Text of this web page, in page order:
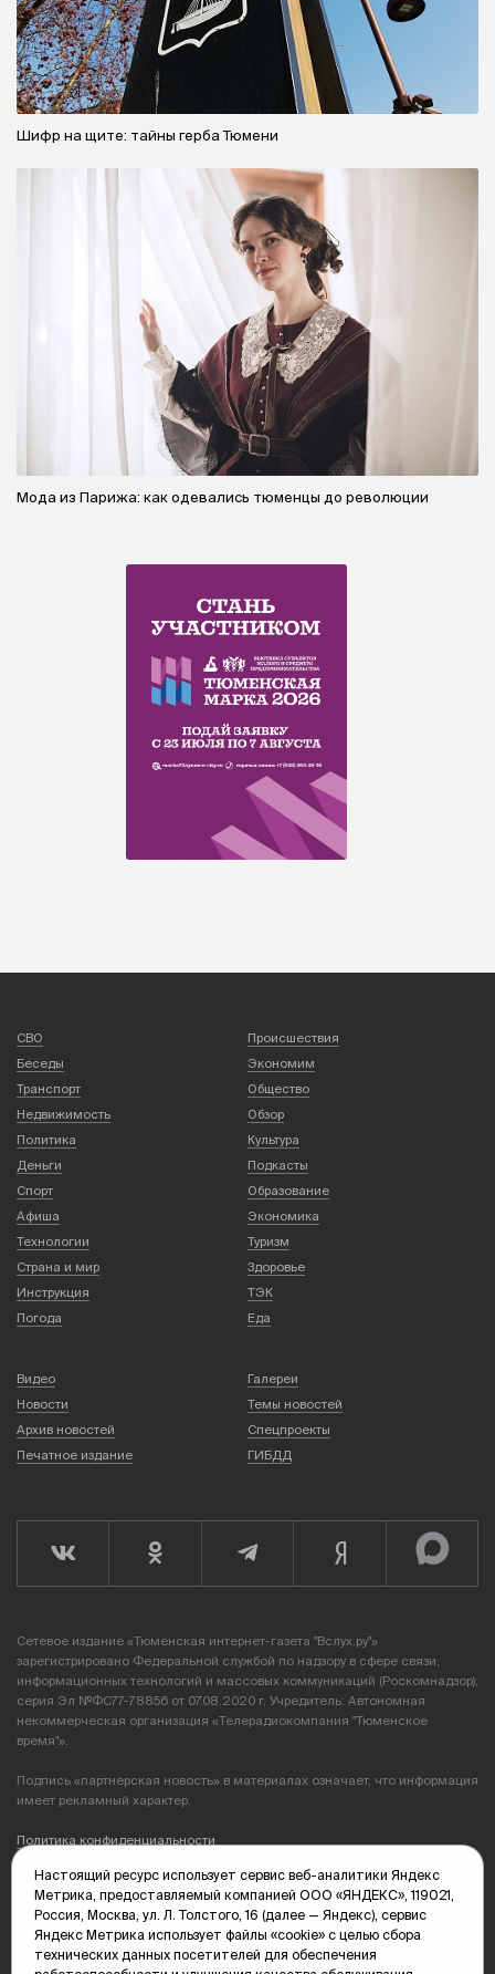
Шифр на щите: тайны герба Тюмени
Мода из Парижа: как одевались тюменцы до революции
СВО
Происшествия
Беседы
Экономим
Транспорт
Общество
Недвижимость
Обзор
Политика
Культура
Деньги
Подкасты
Спорт
Образование
Афиша
Экономика
Технологии
Туризм
Страна и мир
Здоровье
Инструкция
ТЭК
Погода
Еда
Видео
Галереи
Новости
Темы новостей
Архив новостей
Спецпроекты
Печатное издание
ГИБДД
Сетевое издание «Тюменская интернет-газета "Вслух.ру"»
зарегистрировано Федеральной службой по надзору в сфере связи,
информационных технологий и массовых коммуникаций (Роскомнадзор),
серия Эл №ФС77-78856 от 07.08.2020 г. Учредитель: Автономная
некоммерческая организация «Телерадиокомпания "Тюменское
время"».
Подпись «партнерская новость» в материалах означает, что информация
имеет рекламный характер.
Политика конфиденциальности
Редакция: 625035, Тюмень, пр. Геологоразведчиков, 28А
(3452) 68-89-05
edit@vsluh.ru
Главный редактор: Панкина Т.Ю.
Настоящий ресурс использует сервис веб-аналитики Яндекс
Метрика, предоставляемый компанией ООО «ЯНДЕКС», 119021,
Россия, Москва, ул. Л. Толстого, 16 (далее — Яндекс), сервис
Яндекс Метрика использует файлы «cookie» с целью сбора
технических данных посетителей для обеспечения